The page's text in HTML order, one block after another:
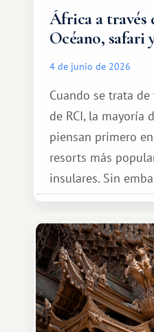
África a través
Océano, safari
4 de junio de 2026
Cuando se trata
de RCI, la mayoría
piensan primero
resorts más
insulares. Sin
oportunidades
de intercambio
amplias. Entre
África, un
experiencia de
diferente.